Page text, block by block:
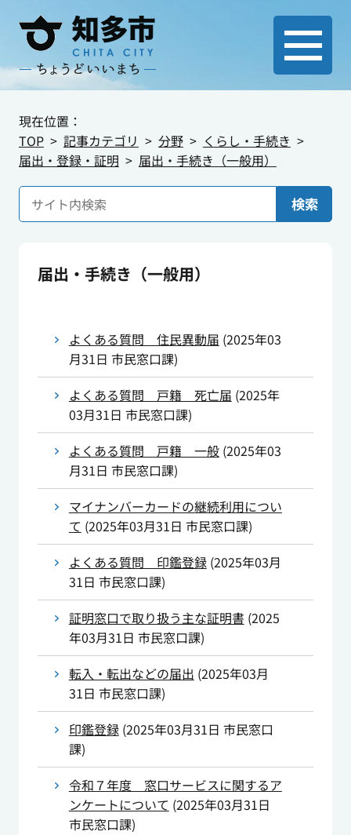
現在位置：
TOP
記事カテゴリ 分野
くらし・手続き
届出・登録・証明
届出・手続き（一般用）
検索
届出・手続き（一般用）
よくある質問 住民異動届 (2025年03
月31日 市民窓口課)
よくある質問 戸籍 死亡届 (2025年
03月31日 市民窓口課)
よくある質問 戸籍 一般(2025年03
月31日 市民窓口課)
マイナンバーカードの継続利用につい
て (2025年03月31日 市民窓口課)
よくある質問 印鑑登録(2025年03月
31日 市民窓口課)
証明窓口で取り扱う主な証明書 (2025
年03月31日 市民窓口課)
転入・転出などの届出 (2025年03月
31日 市民窓口課)
印鑑登録(2025年03月31日 市民窓口
課)
令和７年度 窓口サービスに関するア
ンケートについて (2025年03月31日
市民窓口課)